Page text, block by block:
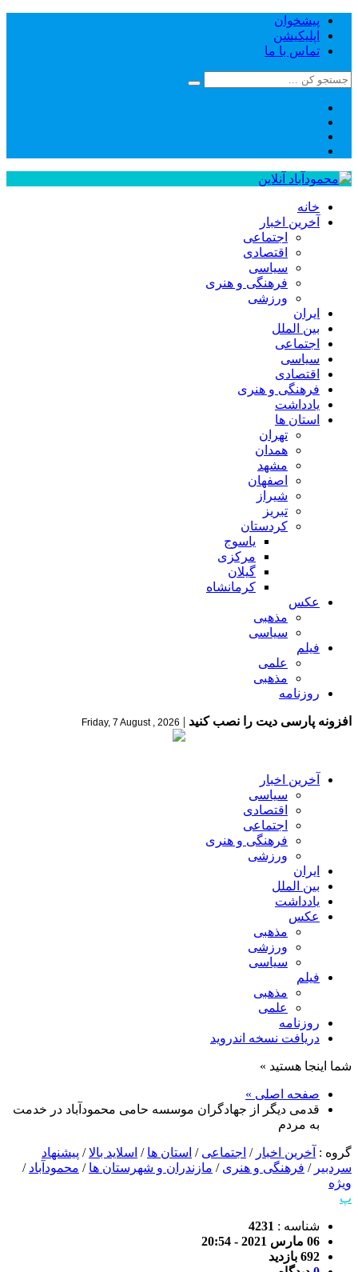
پیشخوان
اپلیکیشن
تماس با ما
خانه
آخرین اخبار
اجتماعی
اقتصادی
سیاسی
فرهنگی و هنری
ورزشی
ایران
بین الملل
اجتماعی
سیاسی
اقتصادی
فرهنگی و هنری
یادداشت
استان ها
تهران
همدان
مشهد
اصفهان
شیراز
تبریز
کردستان
یاسوج
مرکزی
گیلان
کرمانشاه
عکس
مذهبی
سیاسی
فیلم
علمی
مذهبی
روزنامه
افزونه پارسی دیت را نصب کنید |
Friday, 7 August , 2026
آخرین اخبار
سیاسی
اقتصادی
اجتماعی
فرهنگی و هنری
ورزشی
ایران
بین الملل
یادداشت
عکس
مذهبی
ورزشی
سیاسی
فیلم
مذهبی
علمی
روزنامه
دریافت نسخه اندروید
شما اینجا هستید »
صفحه اصلی »
قدمی دیگر از جهادگران موسسه حامی محمودآباد در خدمت
به مردم
گروه : آخرین اخبار / اجتماعی / استان ها / اسلاید بالا/ پیشنهاد
سردبیر / فرهنگی و هنری / مازندران و شهرستان ها / محمودآباد /
ویژه
پ
شناسه : 4231
06 مارس 2021 - 20:54
692 بازدید